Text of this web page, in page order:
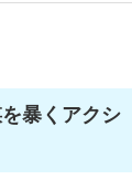
暴くアクシ